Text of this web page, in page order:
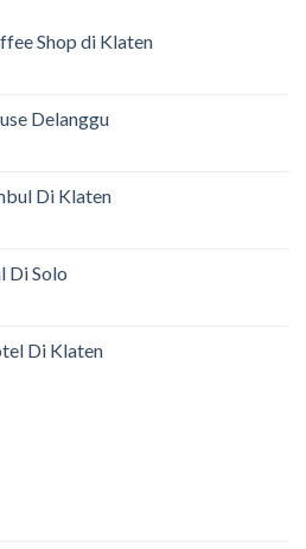
Shop di Klaten
Delanggu
Di Klaten
Di Solo
Di Klaten